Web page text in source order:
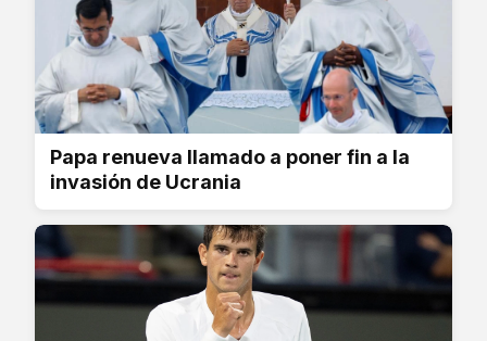
Papa renueva llamado a poner fin a la
invasión de Ucrania